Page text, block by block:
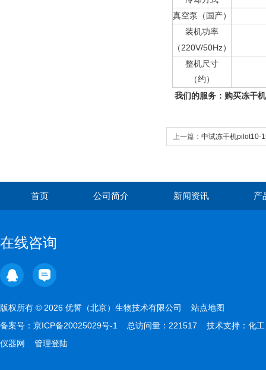
真空泵（国产）
装机功率
（ 220V/50Hz）
整机尺寸
（约）
我们的服务：购买冻干
上一篇： 中试冻干机pilot10-
首页 公司简介 新闻资讯 产
在线咨询
版权所有 © 2026 优誓（北京）生物技术有限公司 站点地图
备案号： 京ICP备20025029号-1 总访问量：221517 技术支持： 化工
仪器网
管理登陆